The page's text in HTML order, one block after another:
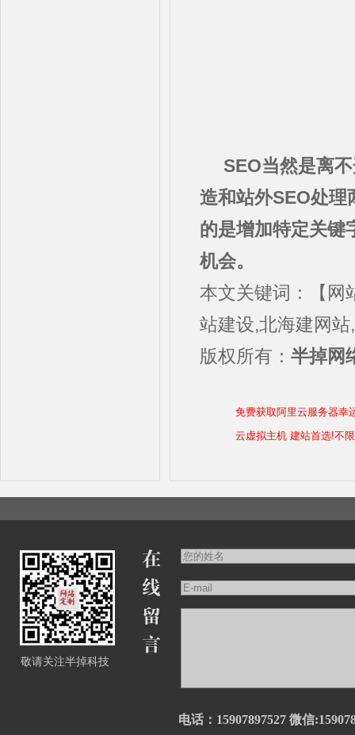
SEO当然是离
造和站外SEO处理
的是增加特定关键
机会。
本文关键词：【网
站建设,北海建网
版权所有： 半掉网
免费获取阿里云服务器幸
云虚拟主机 建站首选!不
敬请关注半掉科技
电话：15907897527 微信